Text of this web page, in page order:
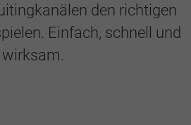
den richtigen
Einfach, schnell und
wirksam.